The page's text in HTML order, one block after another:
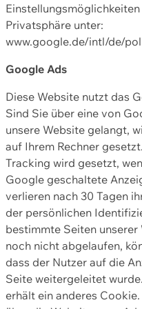
Privatsphäre unter:
www.google.de/intl/de/
Google Ads
Diese Website nutzt das
Sind Sie über eine von
unsere Website gelangt,
auf Ihrem Rechner
Tracking wird gesetzt,
Google geschaltete
verlieren nach 30 Tagen
der persönlichen
bestimmte Seiten
noch nicht abgelaufen,
dass der Nutzer auf die
Seite weitergeleitet
erhält ein anderes